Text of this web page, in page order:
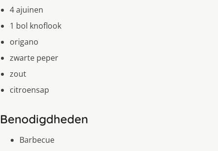
4 ajuinen
1 bol knoflook
origano
zwarte peper
zout
citroensap
Benodigdheden
Barbecue